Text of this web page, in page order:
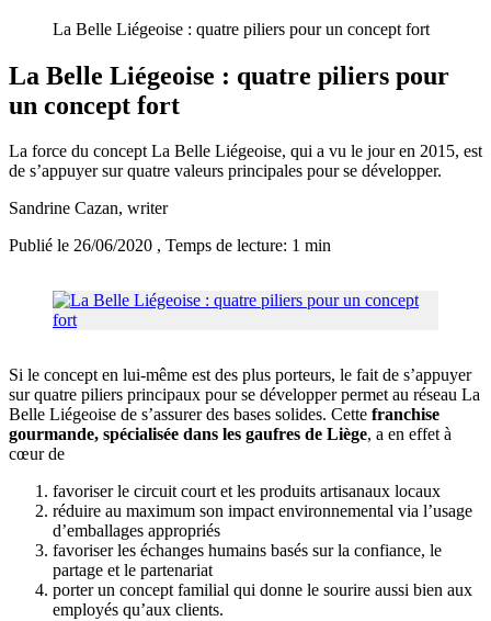
La Belle Liégeoise : quatre piliers pour un concept fort
La Belle Liégeoise : quatre piliers pour
un concept fort
La force du concept La Belle Liégeoise, qui a vu le jour en 2015, est
de s’appuyer sur quatre valeurs principales pour se développer.
Sandrine Cazan, writer
Publié le 26/06/2020 , Temps de lecture: 1 min
Si le concept en lui-même est des plus porteurs, le fait de s’appuyer
sur quatre piliers principaux pour se développer permet au réseau La
Belle Liégeoise de s’assurer des bases solides. Cette franchise
gourmande, spécialisée dans les gaufres de Liège, a en effet à
cœur de
favoriser le circuit court et les produits artisanaux locaux
réduire au maximum son impact environnemental via l’usage
d’emballages appropriés
favoriser les échanges humains basés sur la confiance, le
partage et le partenariat
porter un concept familial qui donne le sourire aussi bien aux
employés qu’aux clients.